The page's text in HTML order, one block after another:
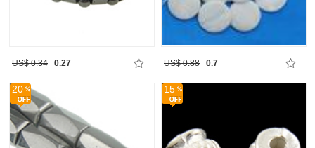
US$ 0.34 0.27 US$ 0.88 0.7
20 15